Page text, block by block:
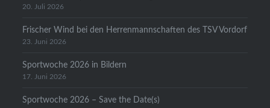
20. Juli 2026
Frischer Wind bei den Herrenmannschaften des TSV Vordorf
23. Juni 2026
Sportwoche 2026 in Bildern
17. Juni 2026
Sportwoche 2026 – Save the Date(s)